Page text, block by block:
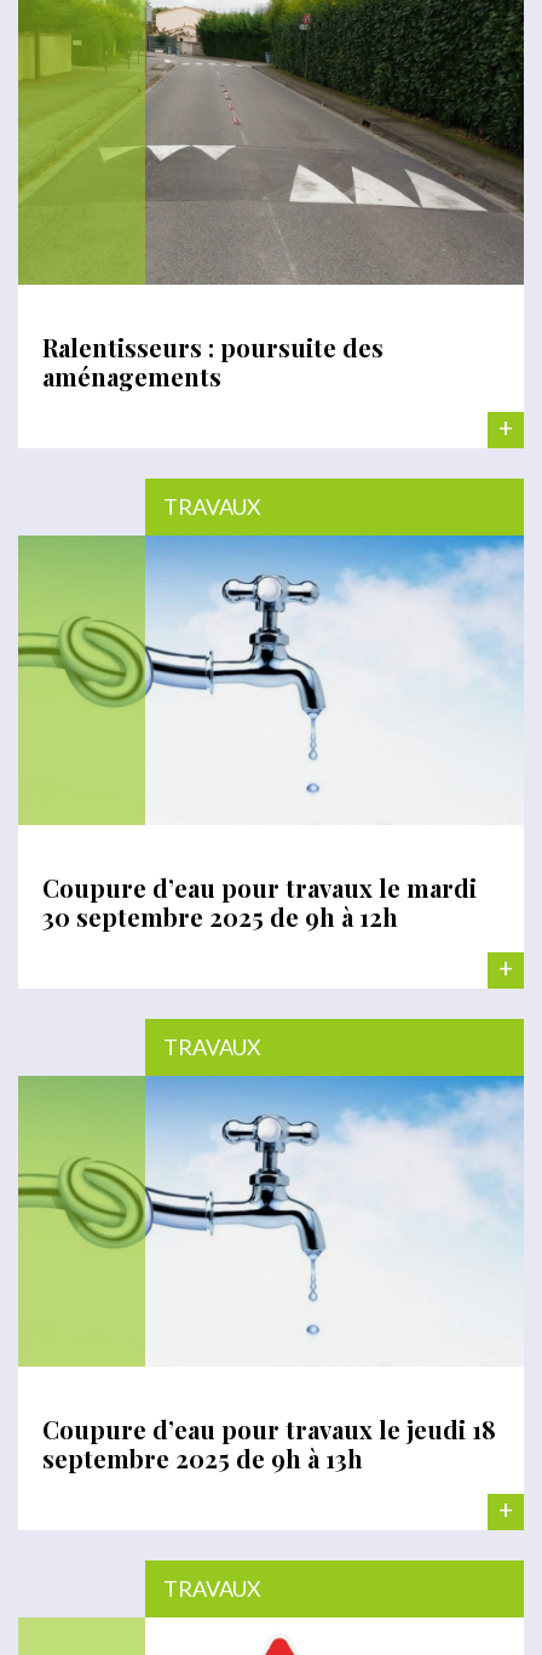
Ralentisseurs : poursuite des
aménagements
+
TRAVAUX
Coupure d’eau pour travaux le mardi
30 septembre 2025 de 9h à 12h
+
TRAVAUX
Coupure d’eau pour travaux le jeudi 18
septembre 2025 de 9h à 13h
+
TRAVAUX